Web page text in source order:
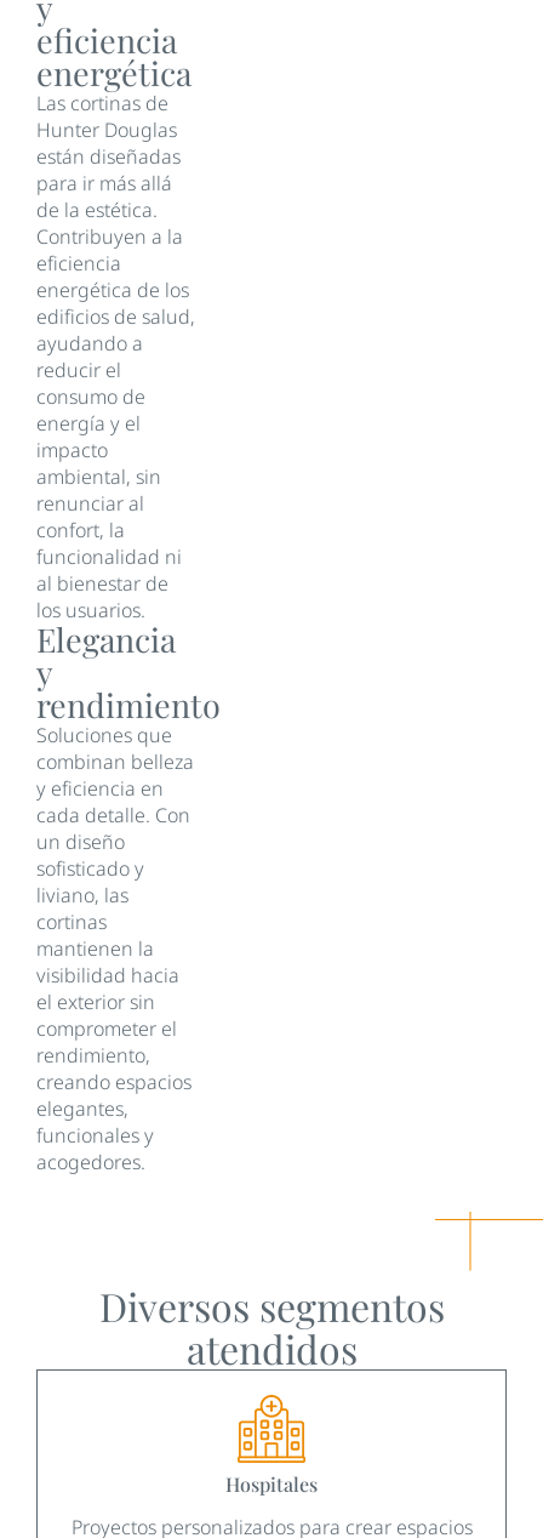
eficiencia
energética
Las cortinas de
Hunter Douglas
están diseñadas
para ir más allá
de la estética.
Contribuyen a la
eficiencia
energética de los
edificios de salud,
ayudando a
reducir el
consumo de
energía y el
impacto
ambiental, sin
renunciar al
confort, la
funcionalidad ni
al bienestar de
los usuarios.
Elegancia
y
rendimiento
Soluciones que
combinan belleza
y eficiencia en
cada detalle. Con
un diseño
sofisticado y
liviano, las
cortinas
mantienen la
visibilidad hacia
el exterior sin
comprometer el
rendimiento,
creando espacios
elegantes,
funcionales y
acogedores.
Diversos segmentos
atendidos
Hospitales
Proyectos personalizados para crear espacios